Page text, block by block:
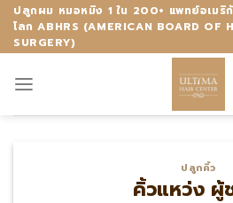
Skip
content
ปลูกผม หมอหมิง 1 ใน 200+ แพทย์อเม
โลก ABHRS (AMERICAN BOARD OF
SURGERY)
ปลูกคิ้ว
คิ้วแหว่ง ผู้